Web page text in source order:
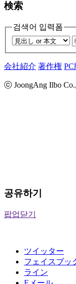
検索
검색어 입력폼
会社紹介 著作権 PC
ⓒ JoongAng Ilbo
공유하기
팝업닫기
ツイッター
フェイスブッ
ライン